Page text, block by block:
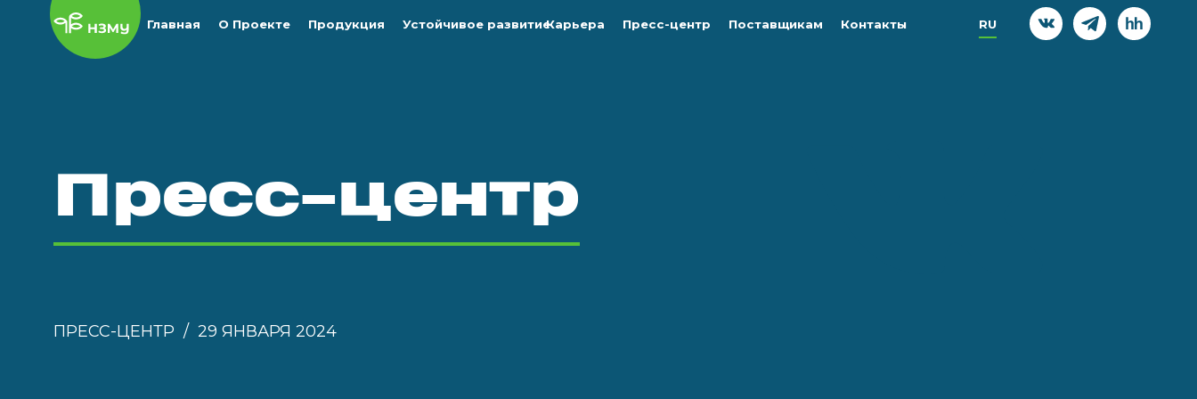
Главная О Проекте Продукция Устойчивое развитиеКарьера Пресс-центр Поставщикам Контакты RU
Пресс-центр
ПРЕСС-ЦЕНТР 29 ЯНВАРЯ 2024